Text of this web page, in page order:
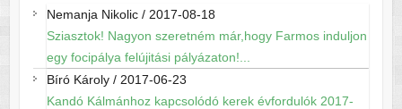
Nemanja Nikolic/ 2017-08-18
Sziasztok! Nagyon szeretném már,hogy Farmos induljon
egy focipálya felújitási pályázaton!...
Bíró Károly/ 2017-06-23
Kandó Kálmánhoz kapcsolódó kerek évfordulók 2017-